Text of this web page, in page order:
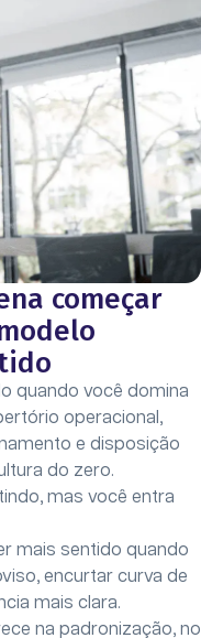
começar
quando você domina
operacional,
e disposição
do zero.
mas você entra
mais sentido quando
encurtar curva de
mais clara.
na padronização, no